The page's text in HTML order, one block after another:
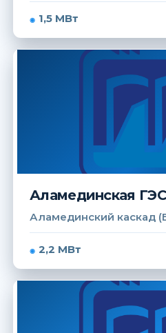
1,5 МВт
Аламединская
Аламединский каскад
2,2 МВт